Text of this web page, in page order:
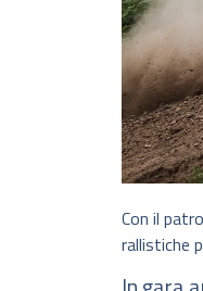
Con il
rallistiche